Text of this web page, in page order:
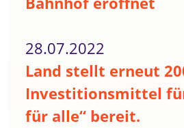
28.07.2022
Land stellt erneut
Investitionsmittel
für alle“ bereit.